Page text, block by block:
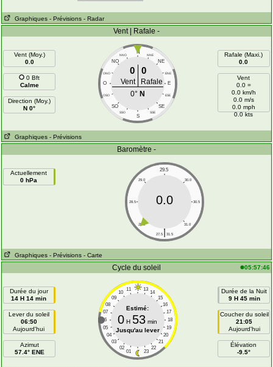
Graphiques - Prévisions - Radar
Vent | Rafale -
Vent (Moy.)
0.0
0 Bft
Calme
Direction (Moy.)
N 0°
N
NNO NNE
NO NE
ONO ENE
O E
OSO ESE
SO SE
SSO SSE
S
0 0
Vent
Rafale
0° N
Rafale (Maxi.)
0.0
Vent
0.0 =
0.0 km/h
0.0 m/s
0.0 mph
0.0 kts
Graphiques - Prévisions
Baromètre -
Actuellement
0 hPa
29.5
29.0 30.0
28.5 30.5
28.0 31.0
|
27.5 31.5
0.0
Graphiques - Prévisions - Carte
Cycle du soleil 05:57:46
Durée du jour
14 H 14 min
Lever du soleil
06:50
Aujourd'hui
Azimut
57.4° ENE
11 13
10
14
09
15
08
16
07
17
06
18
05
19
04
20
03
21
02
22
01 23
Estimé:
0 H 53 min
Jusqu'au lever
Durée de la Nuit
9 H 45 min
Coucher du soleil
21:05
Aujourd'hui
Élévation
-9.5°